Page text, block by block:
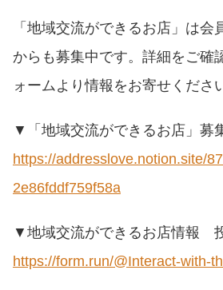
「地域交流ができるお店」は会
からも募集中です。詳細をご確
ォームより情報をお寄せくださ
▼「地域交流ができるお店」募
https://addresslove.notion.site/
2e86fddf759f58a
▼地域交流ができるお店情報
https://form.run/@Interact-with-